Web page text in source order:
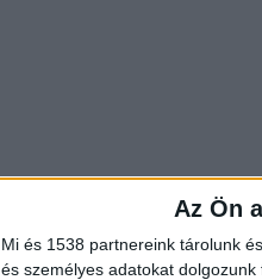
Az Ön
Mi és 1538 partnereink tárolunk
és személyes adatokat